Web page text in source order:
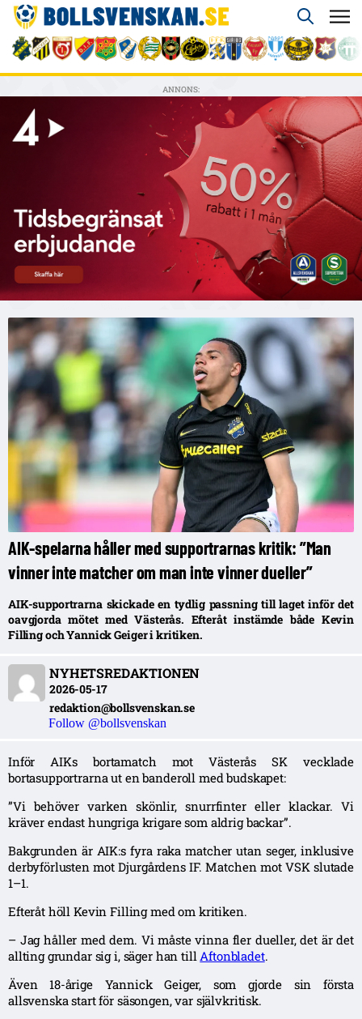
ANNONS:
AIK-spelarna håller med supportrarnas kritik: ”Man
vinner inte matcher om man inte vinner dueller”
AIK-supportrarna skickade en tydlig passning till laget inför det
oavgjorda mötet med Västerås. Efteråt instämde både Kevin
Filling och Yannick Geiger i kritiken.
NYHETSREDAKTIONEN
2026-05-17
redaktion@bollsvenskan.se
Follow @bollsvenskan
Inför AIKs bortamatch mot Västerås SK vecklade
bortasupportrarna ut en banderoll med budskapet:
”Vi behöver varken skönlir, snurrfinter eller klackar. Vi
kräver endast hungriga krigare som aldrig backar”.
Bakgrunden är AIK:s fyra raka matcher utan seger, inklusive
derbyförlusten mot Djurgårdens IF. Matchen mot VSK slutade
1–1.
Efteråt höll Kevin Filling med om kritiken.
– Jag håller med dem. Vi måste vinna fler dueller, det är det
allting grundar sig i, säger han till Aftonbladet.
Även 18-årige Yannick Geiger, som gjorde sin första
allsvenska start för säsongen, var självkritisk.